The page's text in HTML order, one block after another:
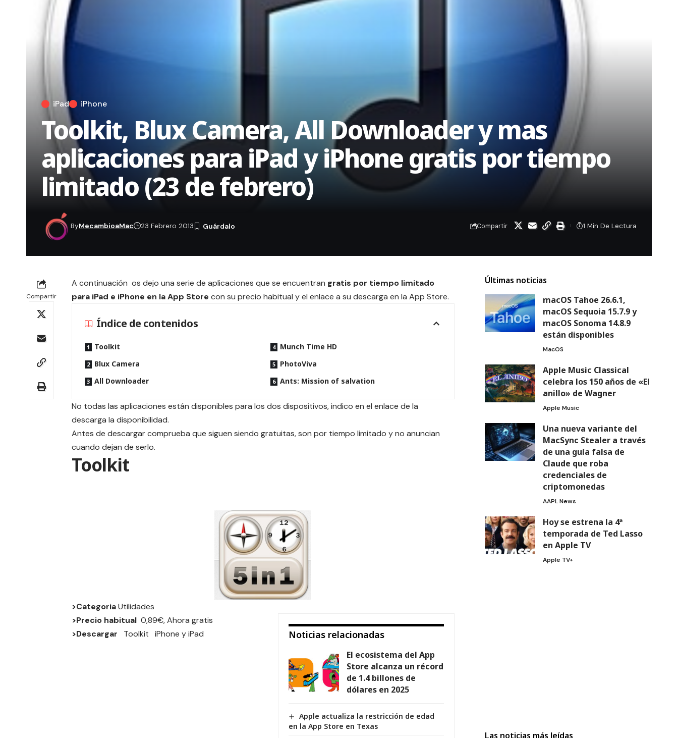
iPad iPhone
Toolkit, Blux Camera, All Downloader y mas
aplicaciones para iPad y iPhone gratis por tiempo
limitado (23 de febrero)
ByMecambioaMac 23 Febrero 2013 Compartir 1 Min De Lectura
Compartir
A continuación os dejo una serie de aplicaciones que se encuentran gratis por tiempo limitado
para iPad e iPhone en la App Store con su precio habitual y el enlace a su descarga en la App Store.
Índice de contenidos
Toolkit
Blux Camera
All Downloader
Munch Time HD
PhotoViva
Ants: Mission of salvation
No todas las aplicaciones están disponibles para los dos dispositivos, indico en el enlace de la
descarga la disponibilidad.
Antes de descargar comprueba que siguen siendo gratuitas, son por tiempo limitado y no anuncian
cuando dejan de serlo.
Toolkit
>CategoriaUtilidades
Noticias relacionadas
El ecosistema del App
Store alcanza un récord
de 1.4 billones de
dólares en 2025
Apple actualiza la restricción de edad
en la App Store en Texas
>Precio habitual 0,89€, Ahora gratis
>Descargar
Toolkit iPhone yiPad
Últimas noticias
macOS Tahoe 26.6.1,
macOS Sequoia 15.7.9 y
macOS Sonoma 14.8.9
están disponibles
MacOS
Apple Music Classical
celebra los 150 años de «El
anillo» de Wagner
Apple Music
Una nueva variante del
MacSync Stealer a través
de una guía falsa de
Claude que roba
credenciales de
criptomonedas
AAPL News
Hoy se estrena la 4ª
temporada de Ted Lasso
en Apple TV
Apple TV+
Las noticias más leídas